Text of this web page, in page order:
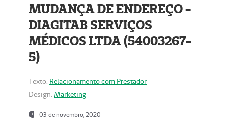
MUDANÇA DE ENDEREÇO -
DIAGITAB SERVIÇOS
MÉDICOS LTDA (54003267-
5)
Texto: Relacionamento com Prestador
Design: Marketing
03 de novembro, 2020